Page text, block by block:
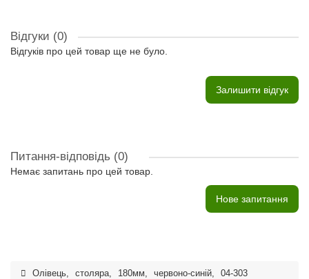
Відгуки (0)
Відгуків про цей товар ще не було.
Залишити відгук
Питання-відповідь (0)
Немає запитань про цей товар.
Нове запитання
Олівець, столяра, 180мм, червоно-синій, 04-303